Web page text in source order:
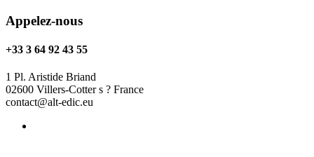
Appelez-nous
+33 3 64 92 43 55
1 Pl. Aristide Briand
02600 Villers-Cotter s ? France
contact@alt-edic.eu